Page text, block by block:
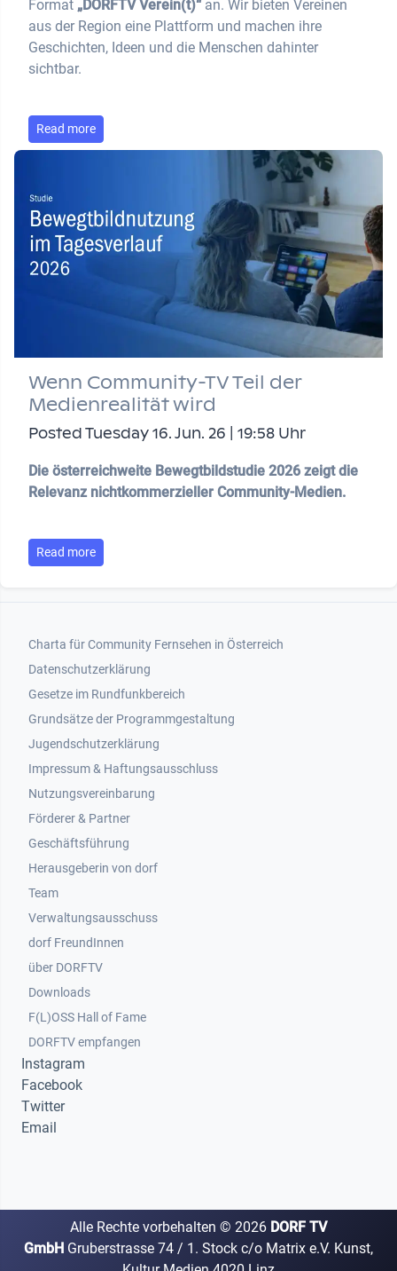
Format „DORFTV Verein(t)“an. Wir bieten Vereinen
aus der Region eine Plattform und machen ihre
Geschichten, Ideen und die Menschen dahinter
sichtbar.
Read more
Wenn Community-TV Teil der
Medienrealität wird
Posted Tuesday 16. Jun. 26 | 19:58 Uhr
Die österreichweite Bewegtbildstudie 2026 zeigt die
Relevanz nichtkommerzieller Community-Medien.
Read more
Footer 1
Charta für Community Fernsehen in Österreich
Datenschutzerklärung
Gesetze im Rundfunkbereich
Grundsätze der Programmgestaltung
Jugendschutzerklärung
Impressum & Haftungsausschluss
Nutzungsvereinbarung
Footer 2
Förderer & Partner
Geschäftsführung
Herausgeberin von dorf
Team
Verwaltungsausschuss
dorf FreundInnen
Footer 3
über DORFTV
Downloads
F(L)OSS Hall of Fame
Footer 4
DORFTV empfangen
Instagram
Facebook
Twitter
Email
Alle Rechte vorbehalten © 2026 DORF TV
GmbH Gruberstrasse 74 / 1. Stock c/o Matrix e.V. Kunst,